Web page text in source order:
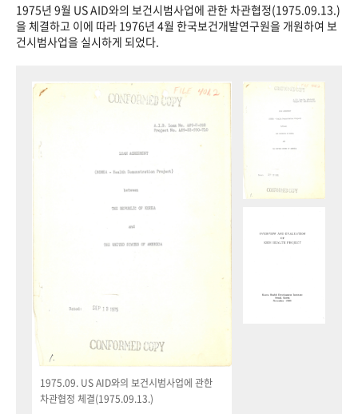
1975년 9월 US AID와의 보건시범사업에 관한 차관협정(1975.09.13.)
을 체결하고 이에 따라 1976년 4월 한국보건개발연구원을 개원하여 보
건시범사업을 실시하게 되었다.
1975.09. US AID와의 보건시범사업에 관한
차관협정 체결(1975.09.13.)